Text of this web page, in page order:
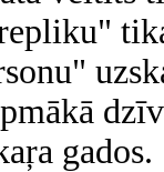
gados.